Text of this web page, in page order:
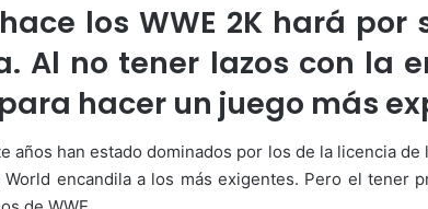
los WWE 2K hará
Al no tener lazos con la
hacer un juego más
han estado dominados por los de la licencia
encandila a los más exigentes. Pero el tener